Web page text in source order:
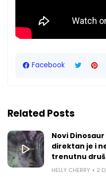
Facebook
Related Posts
Novi Dinosaur
direktan je i
trenutnu
HELLY CHERRY 2